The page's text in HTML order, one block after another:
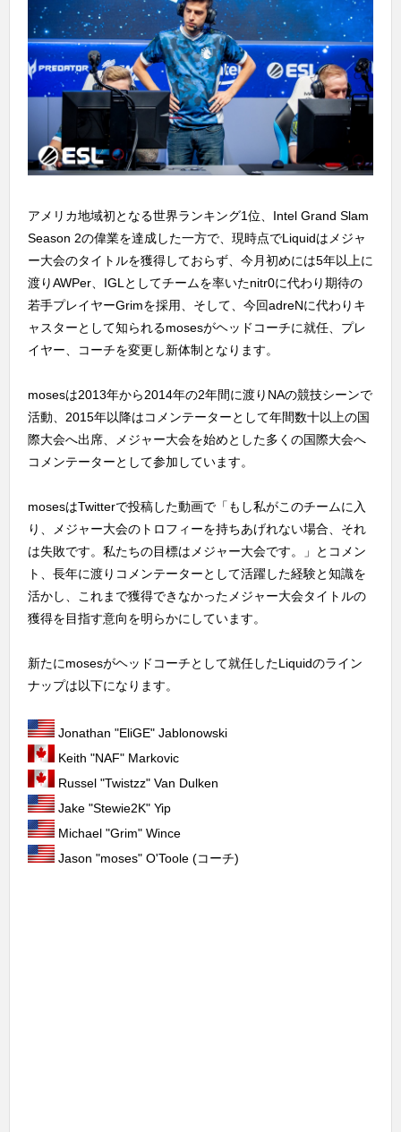
アメリカ地域初となる世界ランキング1位、Intel Grand Slam
Season 2の偉業を達成した一方で、現時点でLiquidはメジャ
ー大会のタイトルを獲得しておらず、今月初めには5年以上に
渡りAWPer、IGLとしてチームを率いたnitr0に代わり期待の
若手プレイヤーGrimを採用、そして、今回adreNに代わりキ
ャスターとして知られるmosesがヘッドコーチに就任、プレ
イヤー、コーチを変更し新体制となります。
mosesは2013年から2014年の2年間に渡りNAの競技シーンで
活動、2015年以降はコメンテーターとして年間数十以上の国
際大会へ出席、メジャー大会を始めとした多くの国際大会へ
コメンテーターとして参加しています。
mosesはTwitterで投稿した動画で「もし私がこのチームに入
り、メジャー大会のトロフィーを持ちあげれない場合、それ
は失敗です。私たちの目標はメジャー大会です。」とコメン
ト、長年に渡りコメンテーターとして活躍した経験と知識を
活かし、これまで獲得できなかったメジャー大会タイトルの
獲得を目指す意向を明らかにしています。
新たにmosesがヘッドコーチとして就任したLiquidのライン
ナップは以下になります。
Jonathan "EliGE" Jablonowski
Keith "NAF" Markovic
Russel "Twistzz" Van Dulken
Jake "Stewie2K" Yip
Michael "⁠Grim⁠" Wince
Jason "⁠moses⁠" O'Toole (コーチ)